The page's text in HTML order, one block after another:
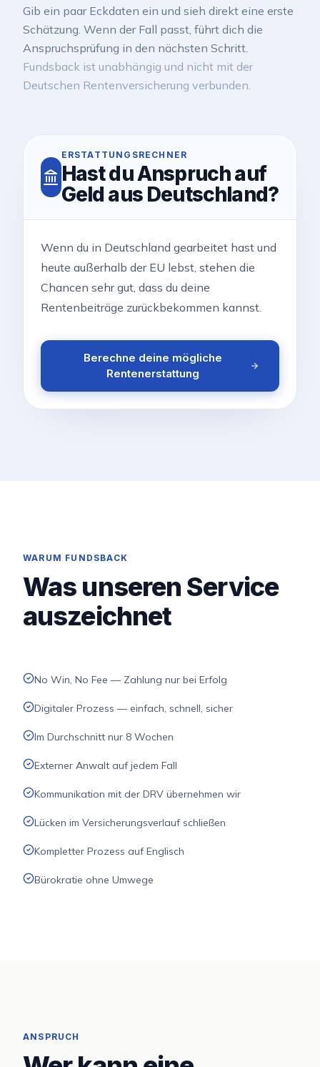
Gib ein paar Eckdaten ein und sieh direkt eine erste
Schätzung. Wenn der Fall passt, führt dich die
Anspruchsprüfung in den nächsten Schritt.
Fundsback ist unabhängig und nicht mit der
Deutschen Rentenversicherung verbunden.
ERSTATTUNGSRECHNER
Hast du Anspruch auf
Geld aus Deutschland?
Wenn du in Deutschland gearbeitet hast und
heute außerhalb der EU lebst, stehen die
Chancen sehr gut, dass du deine
Rentenbeiträge zurückbekommen kannst.
Berechne deine mögliche
Rentenerstattung
WARUM FUNDSBACK
Was unseren Service
auszeichnet
No Win, No Fee — Zahlung nur bei Erfolg
Digitaler Prozess — einfach, schnell, sicher
Im Durchschnitt nur 8 Wochen
Externer Anwalt auf jedem Fall
Kommunikation mit der DRV übernehmen wir
Lücken im Versicherungsverlauf schließen
Kompletter Prozess auf Englisch
Bürokratie ohne Umwege
ANSPRUCH